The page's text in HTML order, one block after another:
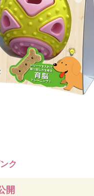
ク
開